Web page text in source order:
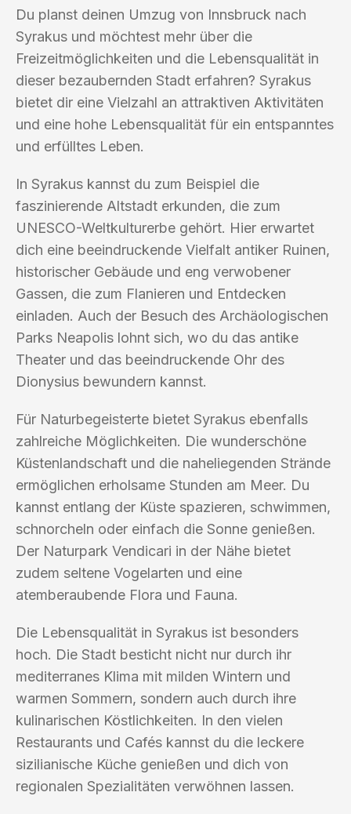
Du planst deinen Umzug von Innsbruck nach
Syrakus und möchtest mehr über die
Freizeitmöglichkeiten und die Lebensqualität in
dieser bezaubernden Stadt erfahren? Syrakus
bietet dir eine Vielzahl an attraktiven Aktivitäten
und eine hohe Lebensqualität für ein entspanntes
und erfülltes Leben.
In Syrakus kannst du zum Beispiel die
faszinierende Altstadt erkunden, die zum
UNESCO-Weltkulturerbe gehört. Hier erwartet
dich eine beeindruckende Vielfalt antiker Ruinen,
historischer Gebäude und eng verwobener
Gassen, die zum Flanieren und Entdecken
einladen. Auch der Besuch des Archäologischen
Parks Neapolis lohnt sich, wo du das antike
Theater und das beeindruckende Ohr des
Dionysius bewundern kannst.
Für Naturbegeisterte bietet Syrakus ebenfalls
zahlreiche Möglichkeiten. Die wunderschöne
Küstenlandschaft und die naheliegenden Strände
ermöglichen erholsame Stunden am Meer. Du
kannst entlang der Küste spazieren, schwimmen,
schnorcheln oder einfach die Sonne genießen.
Der Naturpark Vendicari in der Nähe bietet
zudem seltene Vogelarten und eine
atemberaubende Flora und Fauna.
Die Lebensqualität in Syrakus ist besonders
hoch. Die Stadt besticht nicht nur durch ihr
mediterranes Klima mit milden Wintern und
warmen Sommern, sondern auch durch ihre
kulinarischen Köstlichkeiten. In den vielen
Restaurants und Cafés kannst du die leckere
sizilianische Küche genießen und dich von
regionalen Spezialitäten verwöhnen lassen.